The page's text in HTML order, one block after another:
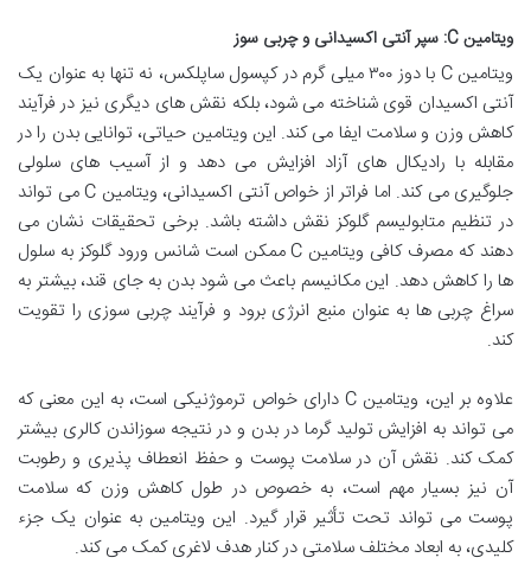
ویتامین C: سپر آنتی اکسیدانی و چربی سوز
ویتامین C با دوز ۳۰۰ میلی گرم در کپسول ساپلکس، نه تنها به عنوان یک
آنتی اکسیدان قوی شناخته می شود، بلکه نقش های دیگری نیز در فرآیند
کاهش وزن و سلامت ایفا می کند. این ویتامین حیاتی، توانایی بدن را در
مقابله با رادیکال های آزاد افزایش می دهد و از آسیب های سلولی
جلوگیری می کند. اما فراتر از خواص آنتی اکسیدانی، ویتامین C می تواند
در تنظیم متابولیسم گلوکز نقش داشته باشد. برخی تحقیقات نشان می
دهند که مصرف کافی ویتامین C ممکن است شانس ورود گلوکز به سلول
ها را کاهش دهد. این مکانیسم باعث می شود بدن به جای قند، بیشتر به
سراغ چربی ها به عنوان منبع انرژی برود و فرآیند چربی سوزی را تقویت
کند.
علاوه بر این، ویتامین C دارای خواص ترموژنیکی است، به این معنی که
می تواند به افزایش تولید گرما در بدن و در نتیجه سوزاندن کالری بیشتر
کمک کند. نقش آن در سلامت پوست و حفظ انعطاف پذیری و رطوبت
آن نیز بسیار مهم است، به خصوص در طول کاهش وزن که سلامت
پوست می تواند تحت تأثیر قرار گیرد. این ویتامین به عنوان یک جزء
کلیدی، به ابعاد مختلف سلامتی در کنار هدف لاغری کمک می کند.